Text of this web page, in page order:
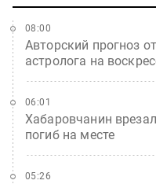
Авторский прогноз
астролога на
08:00
Хабаровчанин
погиб на месте
06:01
05:26